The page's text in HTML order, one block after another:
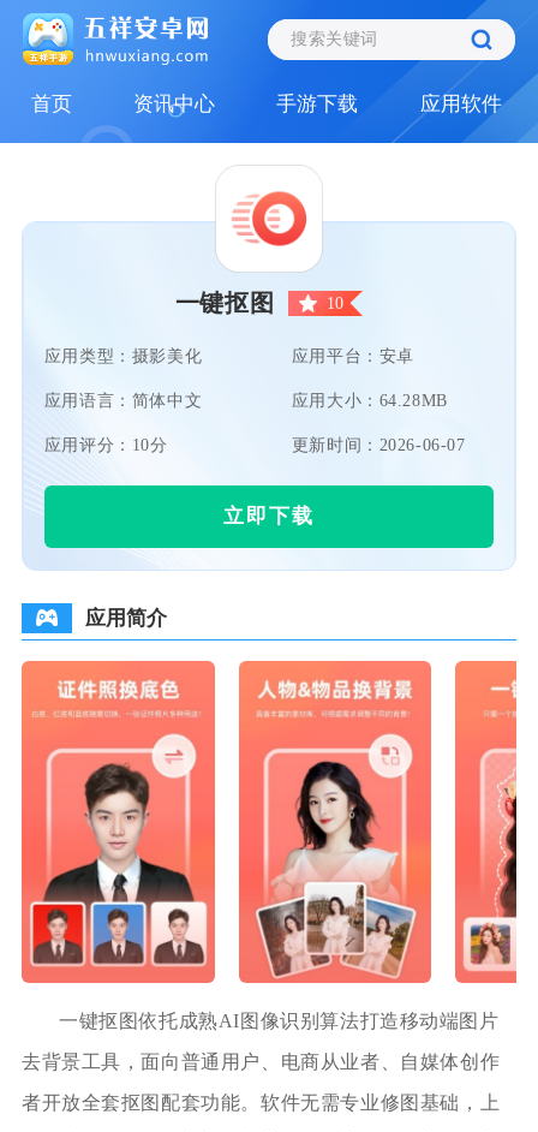
首页 资讯中心 手游下载 应用软件
一键抠图 10
应用类型：摄影美化 应用平台：安卓
应用语言：简体中文 应用大小：64.28MB
应用评分：10分 更新时间：2026-06-07
立即下载
应用简介
一键抠图依托成熟AI图像识别算法打造移动端图片
去背景工具，面向普通用户、电商从业者、自媒体创作
者开放全套抠图配套功能。软件无需专业修图基础，上